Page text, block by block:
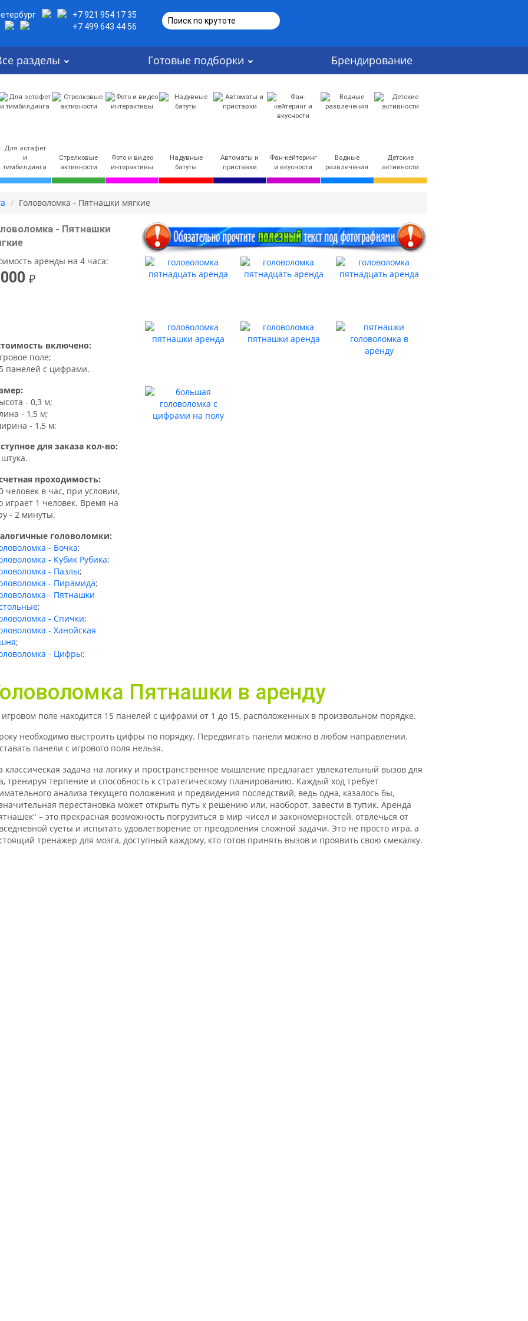
+7 921 954 17 35
+7 499 643 44 56
Поиск по крутоте
разделы Готовые подборки Брендирование
Для эстафет
и
тимбилдинга
Стрелковые
активности
Фото и видео
интерактивы
Надувные
батуты
Автоматы и
приставки
Фан-кейтеринг
и вкусности
Водные
развлечения
Детские
активности
Головоломка - Пятнашки мягкие
- Пятнашки
аренды на 4 часа:
включено:
поле;
панелей с цифрами.
- 0,3 м;
- 1,5 м;
- 1,5 м;
для заказа кол-во:
проходимость:
человек в час, при условии,
играет 1 человек. Время на
- 2 минуты.
головоломки:
- Бочка;
- Кубик Рубика;
- Пазлы;
- Пирамида;
- Пятнашки
;
- Спички;
- Ханойская
;
- Цифры;
Пятнашки в аренду
поле находится 15 панелей с цифрами от 1 до 15, расположенных в произвольном порядке.
необходимо выстроить цифры по порядку. Передвигать панели можно в любом направлении.
панели с игрового поля нельзя.
классическая задача на логику и пространственное мышление предлагает увлекательный вызов для
тренируя терпение и способность к стратегическому планированию. Каждый ход требует
анализа текущего положения и предвидения последствий, ведь одна, казалось бы,
перестановка может открыть путь к решению или, наоборот, завести в тупик. Аренда
– это прекрасная возможность погрузиться в мир чисел и закономерностей, отвлечься от
суеты и испытать удовлетворение от преодоления сложной задачи. Это не просто игра, а
тренажер для мозга, доступный каждому, кто готов принять вызов и проявить свою смекалку.